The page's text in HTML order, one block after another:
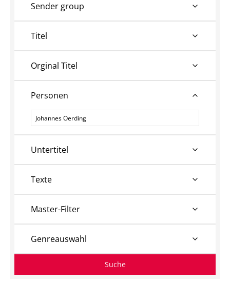
Sender group
Titel
Orginal Titel
Personen
Personen
Untertitel
Texte
Master-Filter
Genreauswahl
Suche